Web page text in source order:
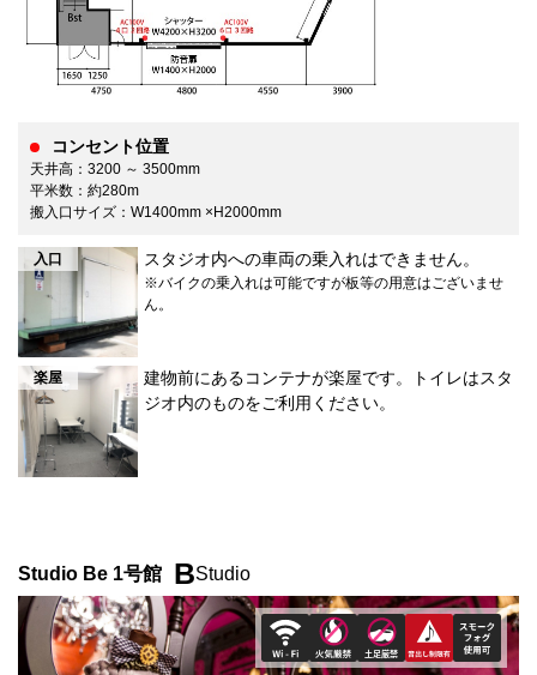
コンセント位置
天井高：3200 ～ 3500mm
平米数：約280m
搬入口サイズ：W1400mm ×H2000mm
入口 スタジオ内への車両の乗入れはできません。
※バイクの乗入れは可能ですが板等の用意はございませ
ん。
楽屋
建物前にあるコンテナが楽屋です。トイレはスタ
ジオ内のものをご利用ください。
Studio Be 1号館 BStudio